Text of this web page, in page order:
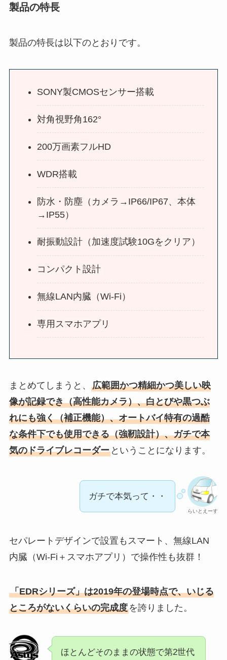
製品の特長
製品の特長は以下のとおりです。
SONY製CMOSセンサー搭載
対角視野角162°
200万画素フルHD
WDR搭載
防水・防塵（カメラ→IP66/IP67、本体
→IP55）
耐振動設計（加速度試験10Gをクリア）
コンパクト設計
無線LAN内臓（Wi-Fi）
専用スマホアプリ
まとめてしまうと、 広範囲かつ精細かつ美しい映
像が記録でき（高性能カメラ）、白とびや黒つぶ
れにも強く（補正機能）、オートバイ特有の過酷
な条件下でも使用できる（強靭設計）、ガチで本
気のドライブレコーダーということになります。
らいとえーす
ガチで本気って・・
セパレートデザインで設置もスマート、無線LAN
内臓（Wi-Fi＋スマホアプリ）で操作性も抜群！
「EDRシリーズ」は2019年の登場時点で、いじる
ところがないくらいの完成度を誇りました。
ほとんどそのままの状態で第2世代